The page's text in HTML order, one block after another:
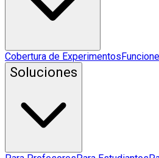
Cobertura de Experimentos
Soluciones